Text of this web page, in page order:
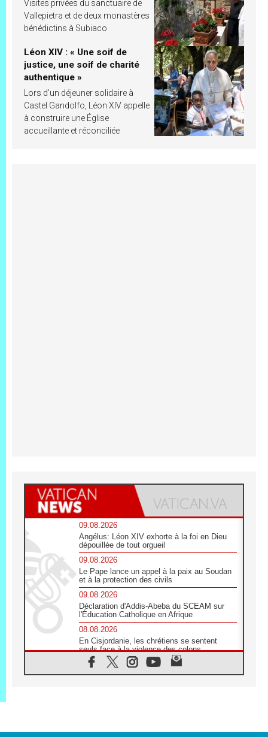
Visites privées du sanctuaire de
Vallepietra et de deux monastères
bénédictins à Subiaco
Léon XIV : « Une soif de
justice, une soif de charité
authentique »
Lors d’un déjeuner solidaire à
Castel Gandolfo, Léon XIV appelle
à construire une Église
accueillante et réconciliée
09.08.2026
Angélus: Léon XIV exhorte à la foi en Dieu
dépouillée de tout orgueil
09.08.2026
Le Pape lance un appel à la paix au Soudan
et à la protection des civils
09.08.2026
Déclaration d'Addis-Abeba du SCEAM sur
l'Éducation Catholique en Afrique
08.08.2026
En Cisjordanie, les chrétiens se sentent
seuls face à la violence des colons
08.08.2026
Léon XIV au sanctuaire de Notre Dame du
08.08.2026